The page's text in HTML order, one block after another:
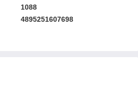
1088
4895251607698